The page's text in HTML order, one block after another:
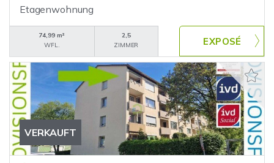
Etagenwohnung
74,99 m²
WFL.
2,5
ZIMMER
VERKAUFT